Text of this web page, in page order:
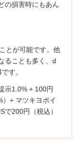
の損害時にもあん
とが可能です。他
ることも多く、d
す。
示1.0% + 100円
）+ マツキヨポイ
で200円（税込）